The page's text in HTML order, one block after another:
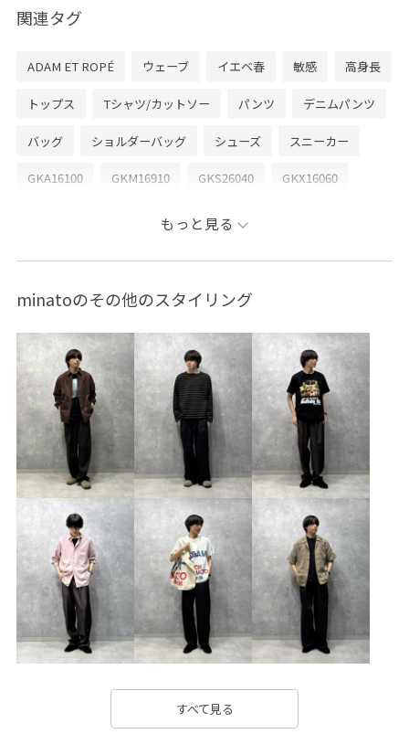
関連タグ
ADAM ET ROPÉ ウェーブ イエベ春 敏感 高身長
トップス Tシャツ/カットソー パンツ デニムパンツ
バッグ ショルダーバッグ シューズ スニーカー
GKA16100 GKM16910 GKS26040 GKX16060
adidas_ex_2026 homme_ex_2026
クロップド丈 コントラスト コート
スエード ステッチ スポーツ スポーツウェア
セーター タイト デニム生地 トレンド ドレス
ニット ヒップホップ ミニマル モノトーン 上品
光沢感 切りっぱなし 別注アイテム 動きやすい
快適 機能的 機能的なデザイン 立体的 耐久性
自然な色落ち 速乾性 高級感
もっと見る
minatoのその他のスタイリング
すべて見る